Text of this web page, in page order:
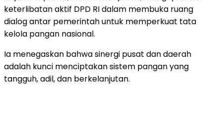
keterlibatan aktif DPD RI dalam membuka ruang
dialog antar pemerintah untuk memperkuat tata
kelola pangan nasional.
Ia menegaskan bahwa sinergi pusat dan daerah
adalah kunci menciptakan sistem pangan yang
tangguh, adil, dan berkelanjutan.